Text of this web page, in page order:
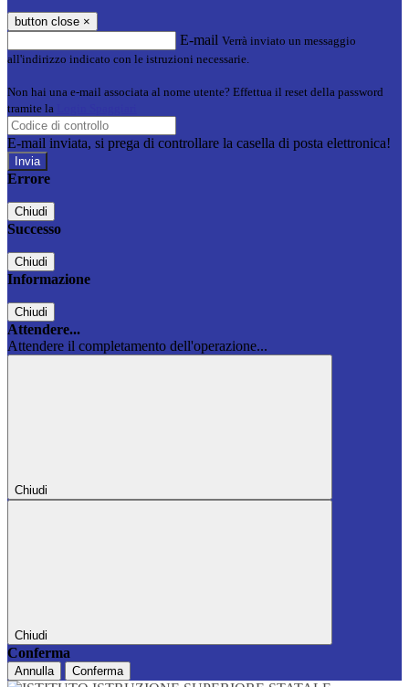
button close ×
E-mail Verrà inviato un messaggio
all'indirizzo indicato con le istruzioni necessarie.
Non hai una e-mail associata al nome utente? Effettua il reset della password
tramite la
E-mail inviata, si prega di controllare la casella di posta elettronica!
Errore
Chiudi
Successo
Chiudi
Informazione
Chiudi
Attendere...
Attendere il completamento dell'operazione...
Chiudi
Chiudi
Conferma
Annulla Conferma